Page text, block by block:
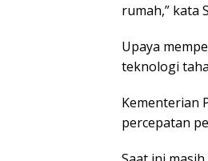
rumah,” kata
Upaya
teknologi
Kementerian
percepatan